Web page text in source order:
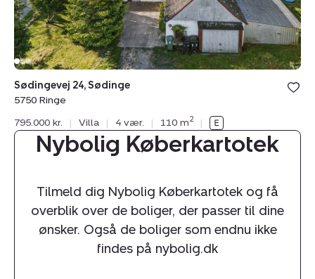
Sødingevej 24, Sødinge
5750 Ringe
795.000 kr.
| Villa | 4 vær. | 110 m2 |
Nybolig Køberkartotek
Tilmeld dig Nybolig Køberkartotek og få
overblik over de boliger, der passer til dine
ønsker. Også de boliger som endnu ikke
findes på nybolig.dk